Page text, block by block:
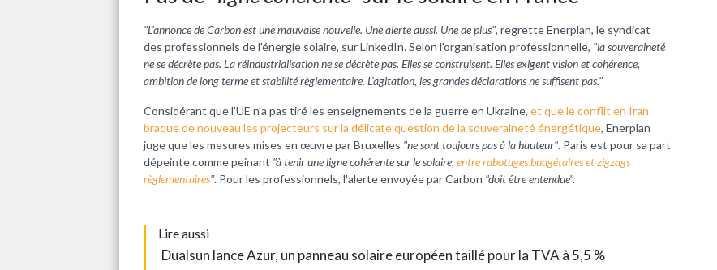
"L’annonce de Carbon est une mauvaise nouvelle. Une alerte aussi. Une de plus", regrette Enerplan, le syndicat
des professionnels de l'énergie solaire, sur LinkedIn. Selon l'organisation professionnelle, "la souveraineté
ne se décrète pas. La réindustrialisation ne se décrète pas. Elles se construisent. Elles exigent vision et cohérence,
ambition de long terme et stabilité règlementaire. L'agitation, les grandes déclarations ne suffisent pas."
Considérant que l'UE n'a pas tiré les enseignements de la guerre en Ukraine, et que le conflit en Iran
braque de nouveau les projecteurs sur la délicate question de la souveraineté énergétique, Enerplan
juge que les mesures mises en œuvre par Bruxelles "ne sont toujours pas à la hauteur". Paris est pour sa part
dépeinte comme peinant "à tenir une ligne cohérente sur le solaire, entre rabotages budgétaires et zigzags
règlementaires". Pour les professionnels, l'alerte envoyée par Carbon "doit être entendue".
L ire aussi
Dualsun lance Azur, un panneau solaire européen taillé pour la TVA à 5,5 %